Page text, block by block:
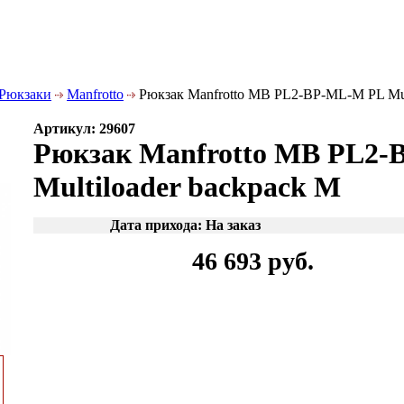
Manfrotto Рюкзак Manfrotto MB PL2-BP-ML-M PL
Артикул: 29607
Рюкзак Manfrotto MB PL2-
Multiloader backpack M
Дата прихода: На заказ
46 693 руб.